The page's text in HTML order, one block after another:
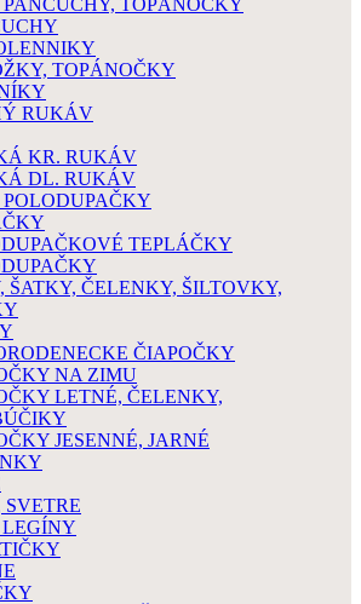
TOPÁNOČKY
TOPÁNOČKY
RUKÁV
KR. RUKÁV
DL. RUKÁV
TEPLÁČKY
ŠATKY, ČELENKY, ŠILTOVKY,
ČIAPOČKY
NA ZIMU
LETNÉ, ČELENKY,
JESENNÉ, JARNÉ
SVETRE